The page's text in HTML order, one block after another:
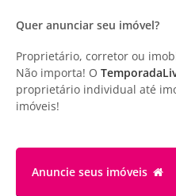
Quer anunciar seu imóvel?
Proprietário, corretor ou
Não importa! O
proprietário individual até
imóveis!
Anuncie seus imóveis